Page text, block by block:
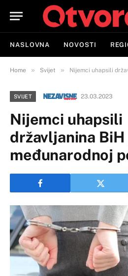
NASLOVNA NOVOSTI
Home » Svijet » Nijemci uhapsili
SVIJET 23.03.2023
Nijemci uhapsili
državljanina BiH
međunarodnoj